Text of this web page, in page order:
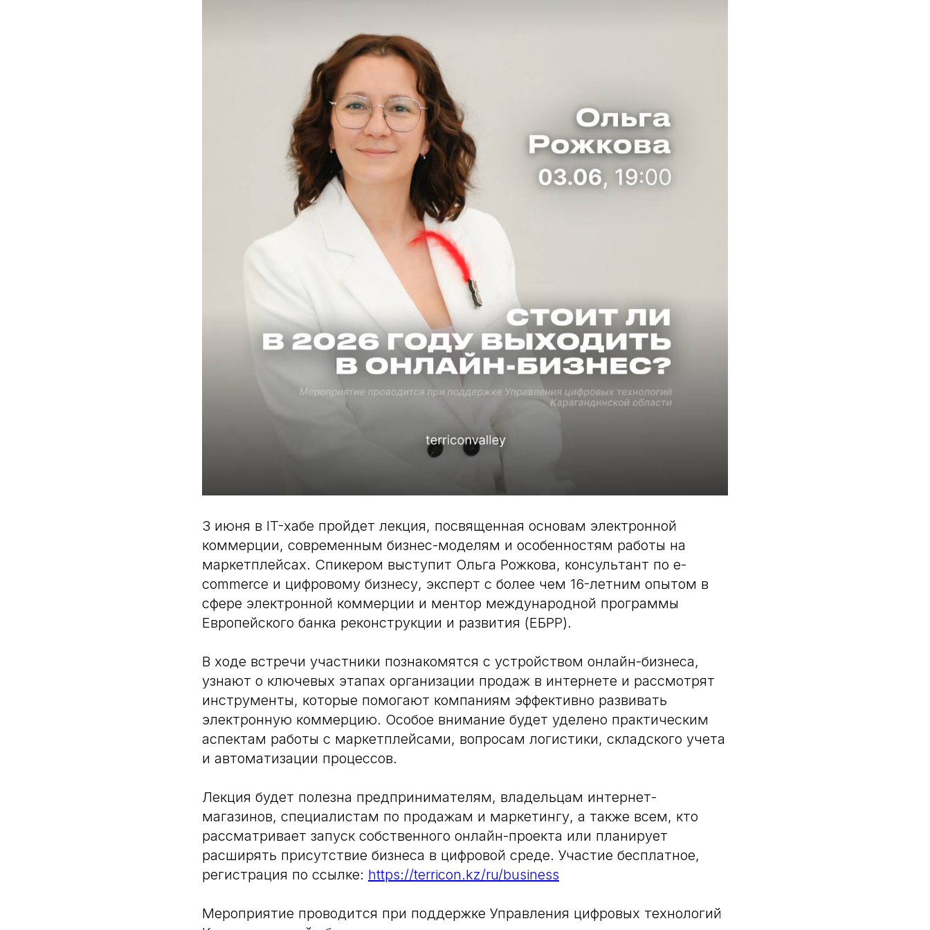
3 июня в IT-хабе пройдет лекция, посвященная основам электронной
коммерции, современным бизнес-моделям и особенностям работы на
маркетплейсах. Спикером выступит Ольга Рожкова, консультант по e-
commerce и цифровому бизнесу, эксперт с более чем 16-летним опытом в
сфере электронной коммерции и ментор международной программы
Европейского банка реконструкции и развития (ЕБРР).
В ходе встречи участники познакомятся с устройством онлайн-бизнеса,
узнают о ключевых этапах организации продаж в интернете и рассмотрят
инструменты, которые помогают компаниям эффективно развивать
электронную коммерцию. Особое внимание будет уделено практическим
аспектам работы с маркетплейсами, вопросам логистики, складского учета
и автоматизации процессов.
Лекция будет полезна предпринимателям, владельцам интернет-
магазинов, специалистам по продажам и маркетингу, а также всем, кто
рассматривает запуск собственного онлайн-проекта или планирует
расширять присутствие бизнеса в цифровой среде. Участие бесплатное,
регистрация по ссылке: https://terricon.kz/ru/business
Мероприятие проводится при поддержке Управления цифровых технологий